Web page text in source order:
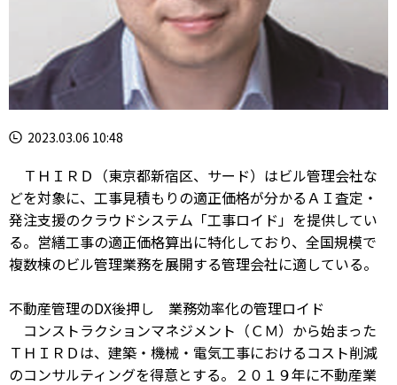
2023.03.06 10:48
ＴＨＩＲＤ（東京都新宿区、サード）はビル管理会社な
どを対象に、工事見積もりの適正価格が分かるＡＩ査定・
発注支援のクラウドシステム「工事ロイド」を提供してい
る。営繕工事の適正価格算出に特化しており、全国規模で
複数棟のビル管理業務を展開する管理会社に適している。
不動産管理のDX後押し 業務効率化の管理ロイド
コンストラクションマネジメント（ＣＭ）から始まった
ＴＨＩＲＤは、建築・機械・電気工事におけるコスト削減
のコンサルティングを得意とする。２０１９年に不動産業